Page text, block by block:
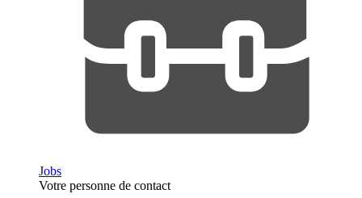
Jobs
Votre personne de contact